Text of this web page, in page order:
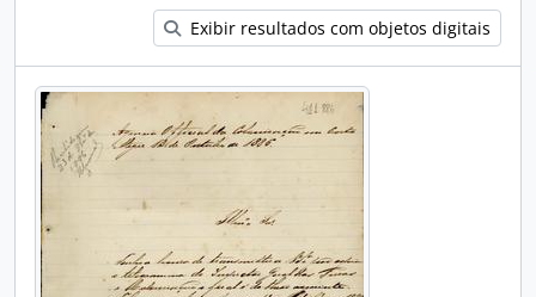
Exibir resultados com objetos digitais